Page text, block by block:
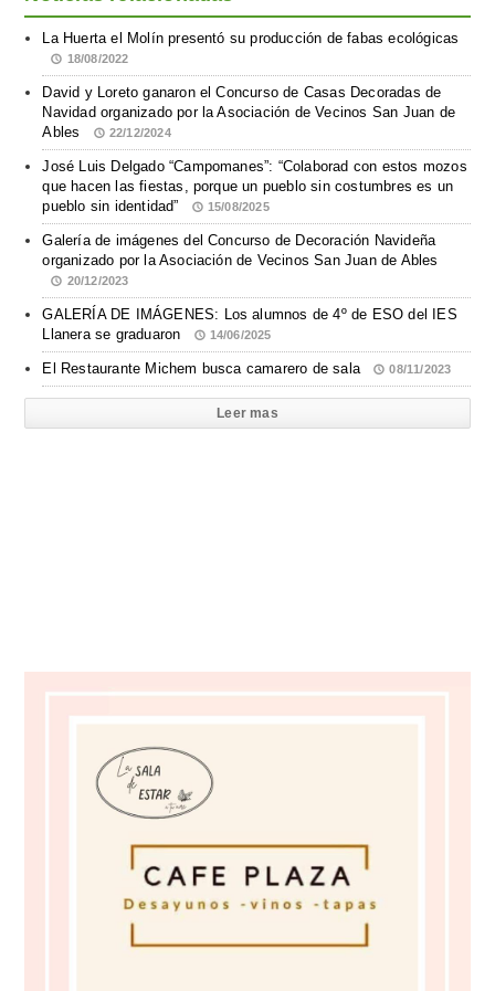
La Huerta el Molín presentó su producción de fabas ecológicas
18/08/2022
David y Loreto ganaron el Concurso de Casas Decoradas de
Navidad organizado por la Asociación de Vecinos San Juan de
Ables
22/12/2024
José Luis Delgado “Campomanes”: “Colaborad con estos mozos
que hacen las fiestas, porque un pueblo sin costumbres es un
pueblo sin identidad”
15/08/2025
Galería de imágenes del Concurso de Decoración Navideña
organizado por la Asociación de Vecinos San Juan de Ables
20/12/2023
GALERÍA DE IMÁGENES: Los alumnos de 4º de ESO del IES
Llanera se graduaron
14/06/2025
El Restaurante Michem busca camarero de sala 08/11/2023
Leer mas